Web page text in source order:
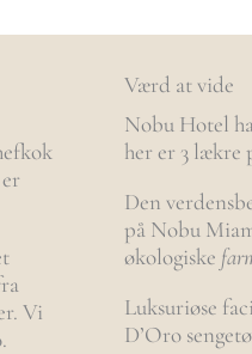
Vi
Værd at vide
Nobu Hotel
her er 3 lækre
Den
på Nobu
økologiske
Luksuriøse
D’Oro